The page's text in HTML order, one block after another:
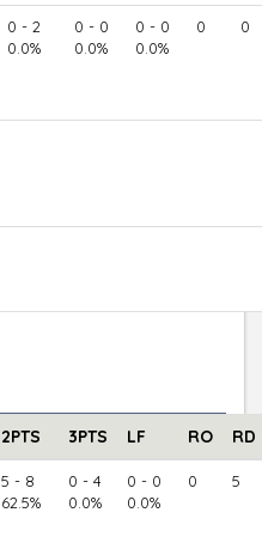
0 - 2
0.0%
0 - 0
0.0%
0 - 0
0.0%
0 0
2PTS 3PTS LF RO RD
5 - 8
62.5%
0 - 4
0.0%
0 - 0
0.0%
0 5